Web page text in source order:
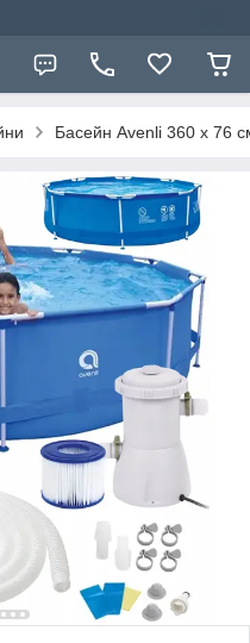
Басейн Avenli 360 х 76